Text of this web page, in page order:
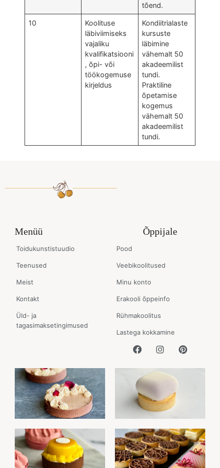
tõend.
10
Koolituse
läbiviimiseks
vajaliku
kvalifikatsiooni
, õpi- või
töökogemuse
kirjeldus
Kondiitrialaste
kursuste
läbimine
vähemalt 50
akadeemilist
tundi.
Praktiline
õpetamise
kogemus
vähemalt 50
akadeemilist
tundi.
Menüü
Toidukunstistuudio
Teenused
Meist
Kontakt
Üld- ja
tagasimaksetingimused
Õppijale
Pood
Veebikoolitused
Minu konto
Erakooli õppeinfo
Rühmakoolitus
Lastega kokkamine